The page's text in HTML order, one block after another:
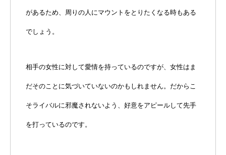
があるため、周りの人にマウントをとりたくなる時もある
でしょう。
相手の女性に対して愛情を持っているのですが、女性はま
だそのことに気づいていないのかもしれません。だからこ
そライバルに邪魔されないよう、好意をアピールして先手
を打っているのです。